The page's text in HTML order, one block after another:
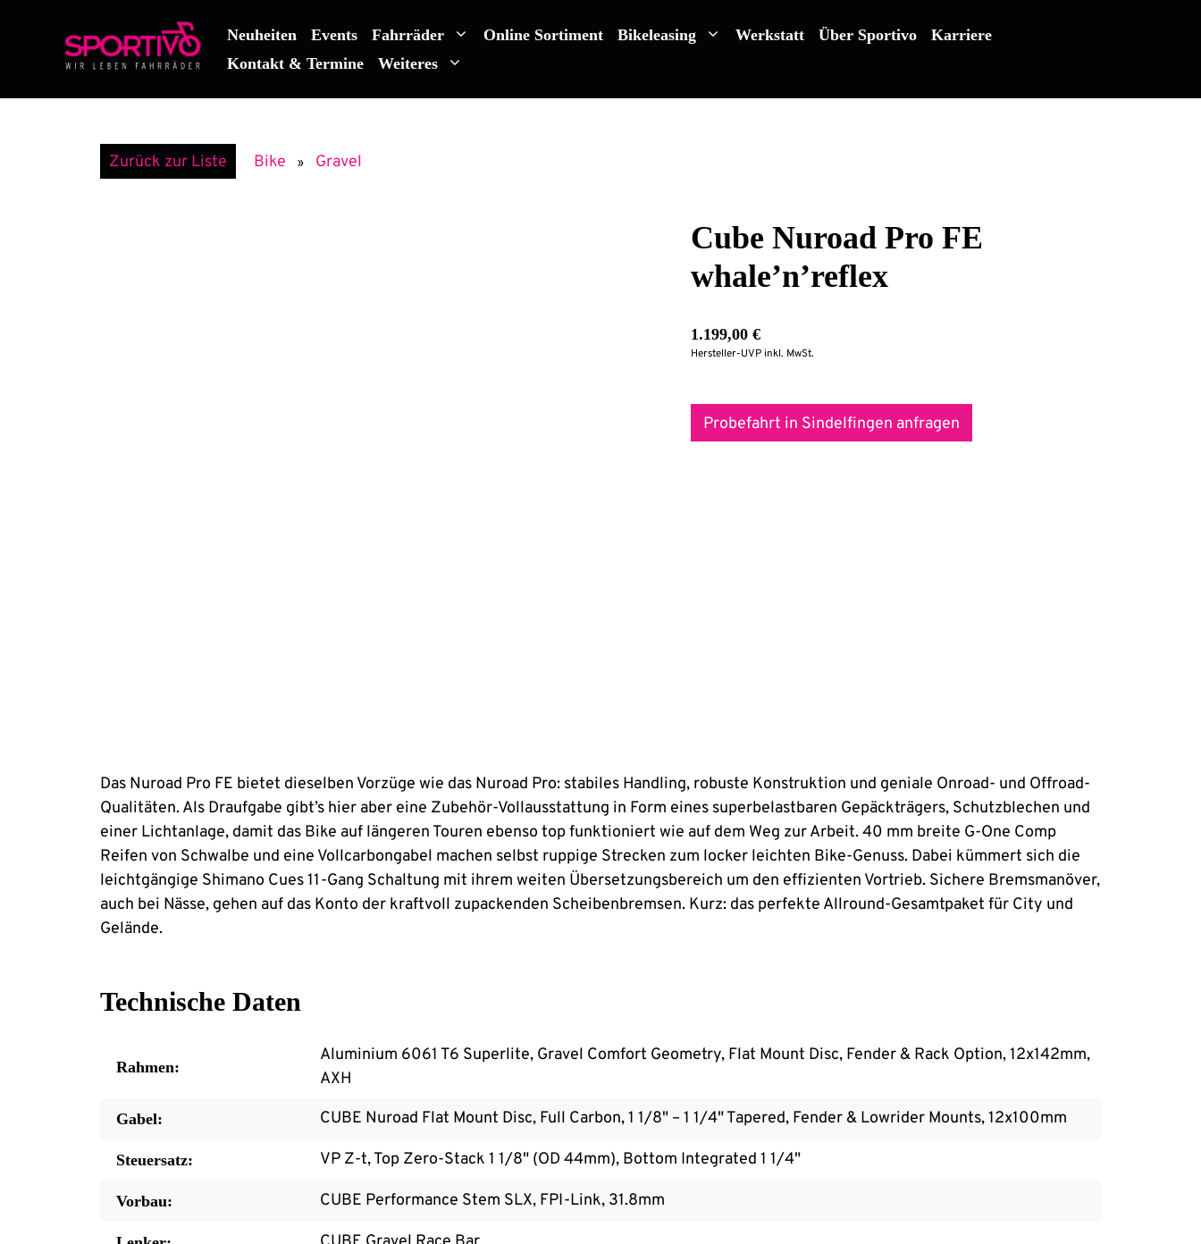
Neuheiten Events Fahrräder Online Sortiment Bikeleasing Werkstatt Über Sportivo
Karriere
Kontakt & Termine
Weiteres
Zurück zur Liste Bike » Gravel
Cube Nuroad Pro FE
whale’n’reflex
1.199,00 €
Hersteller-UVP inkl. MwSt.
Probefahrt in Sindelfingen anfragen
Das Nuroad Pro FE bietet dieselben Vorzüge wie das Nuroad Pro: stabiles Handling, robuste Konstruktion und geniale Onroad- und Offroad-
Qualitäten. Als Draufgabe gibt’s hier aber eine Zubehör-Vollausstattung in Form eines superbelastbaren Gepäckträgers, Schutzblechen und
einer Lichtanlage, damit das Bike auf längeren Touren ebenso top funktioniert wie auf dem Weg zur Arbeit. 40 mm breite G-One Comp
Reifen von Schwalbe und eine Vollcarbongabel machen selbst ruppige Strecken zum locker leichten Bike-Genuss. Dabei kümmert sich die
leichtgängige Shimano Cues 11-Gang Schaltung mit ihrem weiten Übersetzungsbereich um den effizienten Vortrieb. Sichere Bremsmanöver,
auch bei Nässe, gehen auf das Konto der kraftvoll zupackenden Scheibenbremsen. Kurz: das perfekte Allround-Gesamtpaket für City und
Gelände.
Technische Daten
Rahmen:
Aluminium 6061 T6 Superlite, Gravel Comfort Geometry, Flat Mount Disc, Fender & Rack Option, 12x142mm,
AXH
Gabel: CUBE Nuroad Flat Mount Disc, Full Carbon, 1 1/8" – 1 1/4" Tapered, Fender & Lowrider Mounts, 12x100mm
Steuersatz: VP Z-t, Top Zero-Stack 1 1/8" (OD 44mm), Bottom Integrated 1 1/4"
Vorbau: CUBE Performance Stem SLX, FPI-Link, 31.8mm